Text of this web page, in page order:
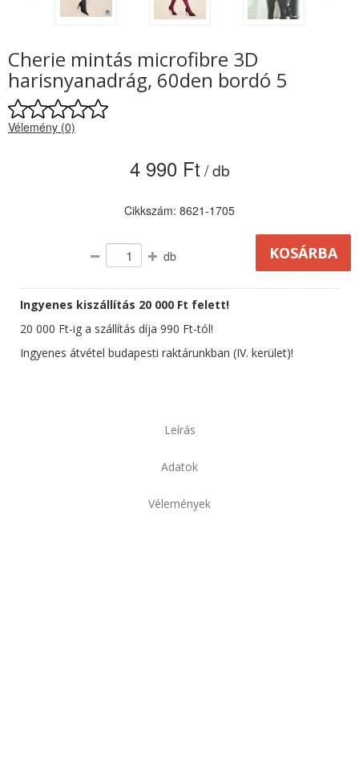
Cherie mintás microfibre 3D
harisnyanadrág, 60den bordó 5
Vélemény (0)
4 990 Ft / db
Cikkszám: 8621-1705
db
Ingyenes kiszállítás 20 000 Ft felett!
20 000 Ft-ig a szállítás díja 990 Ft-tól!
Ingyenes átvétel budapesti raktárunkban (IV. kerület)!
Leírás
Adatok
Vélemények